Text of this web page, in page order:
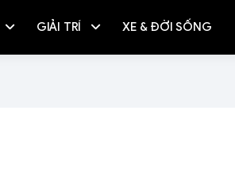
GIẢI TRÍ XE & ĐỜI SỐNG